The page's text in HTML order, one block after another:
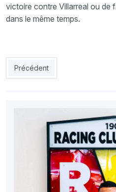
victoire contre Villarreal ou de
dans le même temps.
Article précédent : Chorfa :
Précédent